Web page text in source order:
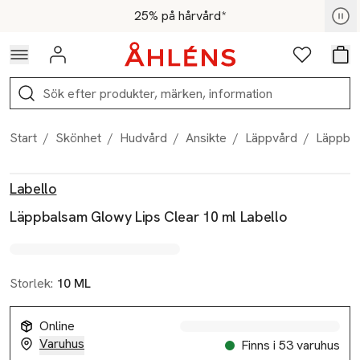
Hoppa till navigationsmenyn25% på hårvård*
För medlemmar - Shoppa nu
Logga in Favoriter
Sök
Start / Skönhet / Hudvård / Ansikte / Läppvård /
Labello
Läppbalsam Glowy Lips Clear 10 ml Labello
Storlek: 10 ML
Online
Varuhus
Finns i 53 varuhus